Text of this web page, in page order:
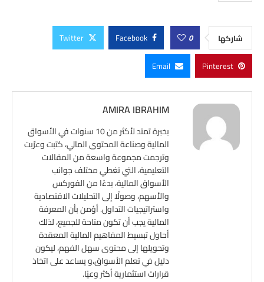
شاركها 0
Facebook
Twitter
Pinterest
Email
AMIRA IBRAHIM
بخبرة تمتد لأكثر من 10 سنوات في الأسواق
المالية وصناعة المحتوى المالي، كتبت وعرّبت
وترجمت مجموعة واسعة من المقالات
التعليمية، التي تغطي مختلف جوانب
الأسواق المالية، بدءًا من الفوركس
والأسهم، وصولًا إلى التحليلات الاقتصادية
واستراتيجيات التداول. أؤمن بأن المعرفة
المالية يجب أن تكون متاحة للجميع، لذلك
أحاول تبسيط المفاهيم المالية المعقدة
وتحويلها إلى محتوى سهل الفهم، ليكون
دليل في تعلم الأسواق،و يساعد على اتخاذ
قرارات استثمارية أكثر وعيًا.